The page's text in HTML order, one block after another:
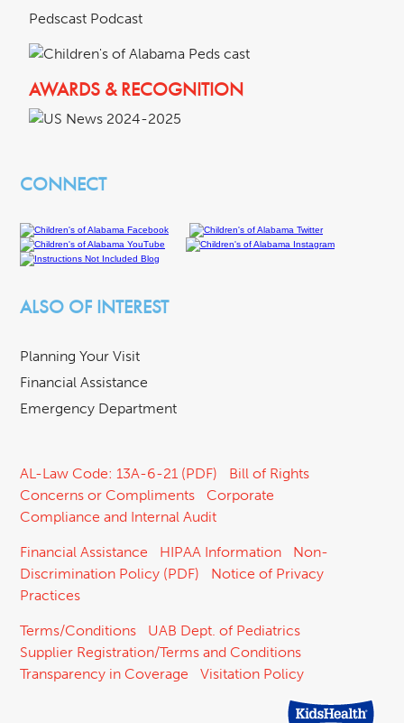
Pedscast Podcast
AWARDS & RECOGNITION
CONNECT
ALSO OF INTEREST
Planning Your Visit
Financial Assistance
Emergency Department
AL-Law Code: 13A-6-21 (PDF)
Bill of Rights
Concerns or Compliments
Corporate
Compliance and Internal Audit
Financial Assistance HIPAA Information
Non-
Discrimination Policy (PDF)
Notice of Privacy
Practices
Terms/Conditions
UAB Dept. of Pediatrics
Supplier Registration/Terms and Conditions
Transparency in Coverage
Visitation Policy